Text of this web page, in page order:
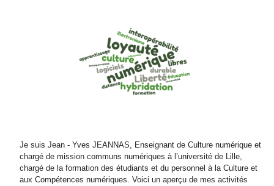
Je suis Jean - Yves JEANNAS, Enseignant de Culture numérique et
chargé de mission communs numériques à l’université de Lille,
chargé de la formation des étudiants et du personnel à la Culture et
aux Compétences numériques. Voici un aperçu de mes activités